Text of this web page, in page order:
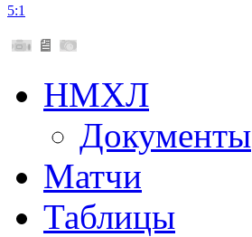
5:1
НМХЛ
Документы
Матчи
Таблицы